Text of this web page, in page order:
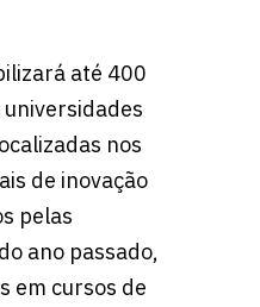
até 400
nos
de inovação
pelas
ano passado,
em cursos de